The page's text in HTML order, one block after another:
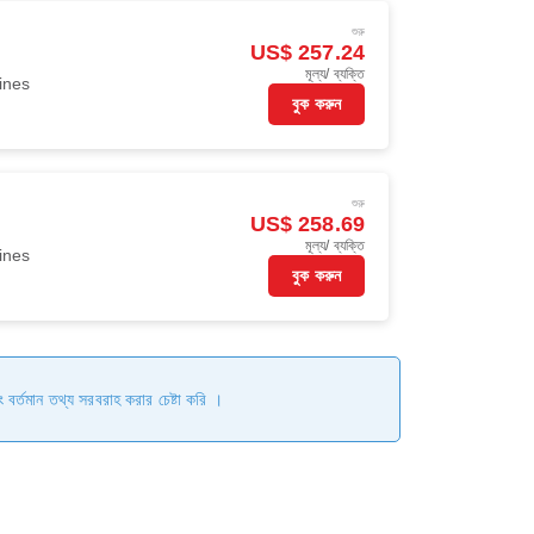
শুরু
US$ 257.24
মূল্য/ ব্যক্তি
বুক করুন
শুরু
US$ 258.69
মূল্য/ ব্যক্তি
বুক করুন
তথ্য সরবরাহ করার চেষ্টা করি ।